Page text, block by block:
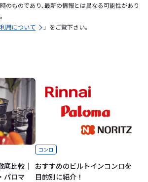
のものであり､最新の情報とは異なる可能性があり
用について 」をご覧下さい。
比較｜
パロマ
コンロ
おすすめのビルトインコンロを
目的別に紹介！